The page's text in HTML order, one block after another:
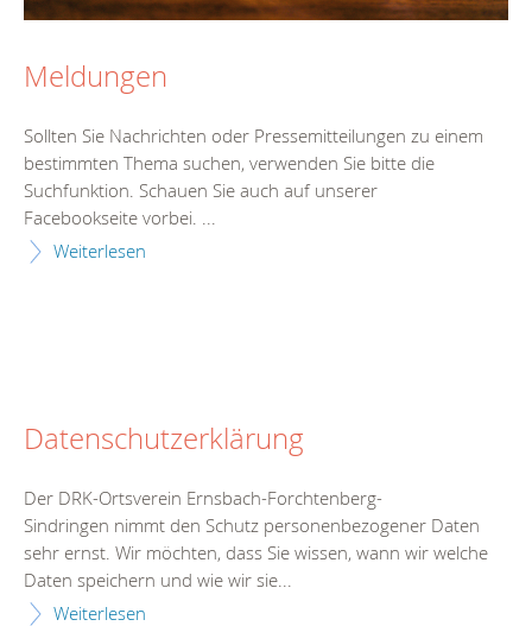
Meldungen
Sollten Sie Nachrichten oder Pressemitteilungen zu einem
bestimmten Thema suchen, verwenden Sie bitte die
Suchfunktion. Schauen Sie auch auf unserer
Facebookseite vorbei. ...
Weiterlesen
Datenschutzerklärung
Der DRK-Ortsverein Ernsbach-Forchtenberg-
Sindringen nimmt den Schutz personenbezogener Daten
sehr ernst. Wir möchten, dass Sie wissen, wann wir welche
Daten speichern und wie wir sie...
Weiterlesen